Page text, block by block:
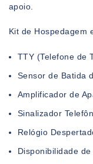
apoio.
Kit de Hospedagem
TTY (Telefone de
Sensor de Batida
Amplificador de
Sinalizador
Relógio
Disponibilidade